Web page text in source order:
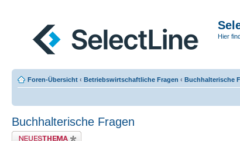
Hier
Foren-Übersicht ‹ Betriebswirtschaftliche Fragen ‹ Buchhalterische
Buchhalterische Fragen
Neues Thema erstellen